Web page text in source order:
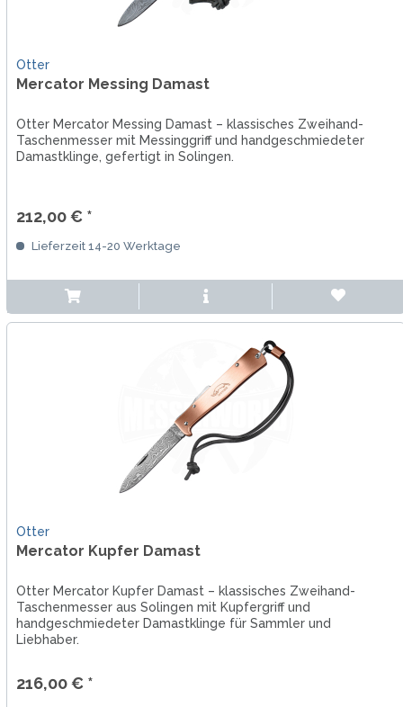
Otter
Mercator Messing Damast
Otter Mercator Messing Damast – klassisches Zweihand-
Taschenmesser mit Messinggriff und handgeschmiedeter
Damastklinge, gefertigt in Solingen.
212,00 € *
Lieferzeit 14-20 Werktage
Otter
Mercator Kupfer Damast
Otter Mercator Kupfer Damast – klassisches Zweihand-
Taschenmesser aus Solingen mit Kupfergriff und
handgeschmiedeter Damastklinge für Sammler und
Liebhaber.
216,00 € *